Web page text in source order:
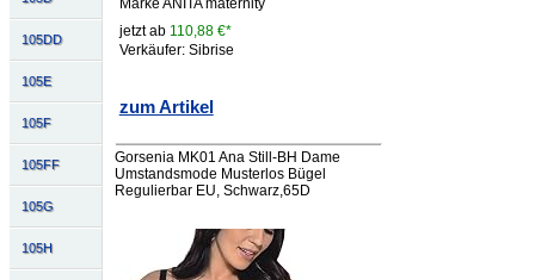
105DD
105E
105F
105FF
105G
105H
Marke ANITA maternity
jetzt ab 110,88 €*
Verkäufer: Sibrise
zum Artikel
Gorsenia MK01 Ana Still-BH Dame
Umstandsmode Musterlos Bügel
Regulierbar EU, Schwarz,65D